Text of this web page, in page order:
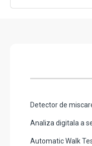
Detector de
Analiza digitala a
Automatic Walk